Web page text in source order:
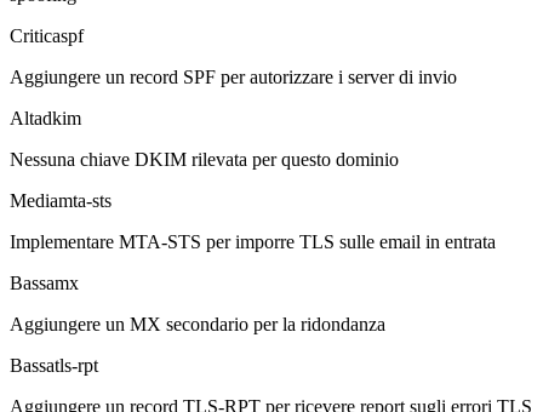
Criticaspf
Aggiungere un record SPF per autorizzare i server di invio
Altadkim
Nessuna chiave DKIM rilevata per questo dominio
Mediamta-sts
Implementare MTA-STS per imporre TLS sulle email in entrata
Bassamx
Aggiungere un MX secondario per la ridondanza
Bassatls-rpt
Aggiungere un record TLS-RPT per ricevere report sugli errori TLS